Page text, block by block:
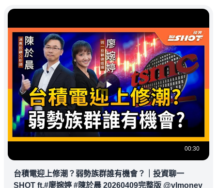
00:30
台積電迎上修潮？弱勢族群誰有機會？｜投資聊一
SHOT ft.#廖婉婷 #陳於晨 20260409完整版 @vlmoney